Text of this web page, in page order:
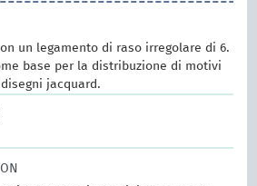
un legamento di raso irregolare di 6.
base per la distribuzione di motivi
jacquard.